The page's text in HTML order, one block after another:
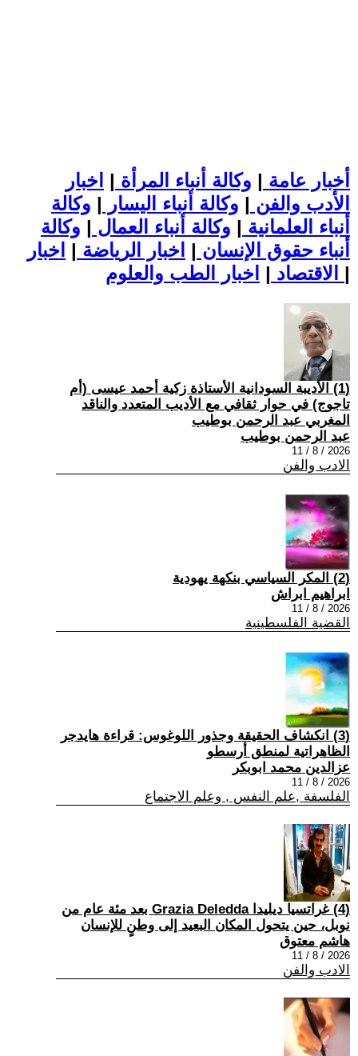
أخبار عامة | وكالة أنباء المرأة | اخبار
الأدب والفن | وكالة أنباء اليسار | وكالة
أنباء العلمانية | وكالة أنباء العمال | وكالة
أنباء حقوق الإنسان | اخبار الرياضة | اخبار
الاقتصاد | |
(1) الأديبة السودانية الأستاذة زكية أحمد عيسى (أم
تاجوج) في حوار ثقافي مع الأديب المتعدد والناقد
المغربي عبد الرحمن بوطيب
عبد الرحمن بوطيب
2026 / 8 / 11
الادب والفن
(2) المكر السياسي بنكهة يهودية
ابراهيم ابراش
2026 / 8 / 11
القضية الفلسطينية
(3) انكشاف الحقيقة وجذور اللوغوس: قراءة هايدجر
الظاهراتية لمنطق أرسطو
عزالدين محمد ابوبكر
2026 / 8 / 11
الفلسفة ,علم النفس , وعلم الاجتماع
(4) غراتسيا ديليدا Grazia Deledda بعد مئة عام من
نوبل، حين يتحول المكان البعيد إلى وطنٍ للإنسان
هاشم معتوق
2026 / 8 / 11
الادب والفن